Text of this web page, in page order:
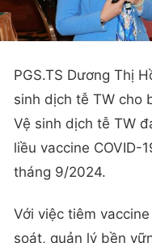
PGS.TS Dương Thị
sinh dịch tễ TW cho
Vệ sinh dịch tễ TW
liều vaccine COVID-
tháng 9/2024.
Với việc tiêm
soát, quản lý bền